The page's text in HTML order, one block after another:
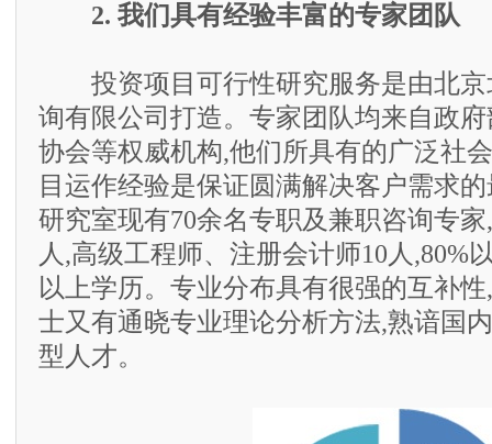
2. 我们具有经验丰富的专家团队
投资项目可行性研究服务是由北京
询有限公司打造。专家团队均来自政
协会等权威机构,他们所具有的广泛社
目运作经验是保证圆满解决客户需求
研究室现有70余名专职及兼职咨询专
人,高级工程师、注册会计师10人,80%
以上学历。专业分布具有很强的互补
士又有通晓专业理论分析方法,熟谙国
型人才。